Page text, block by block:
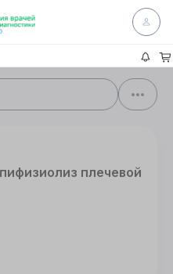
плечевой